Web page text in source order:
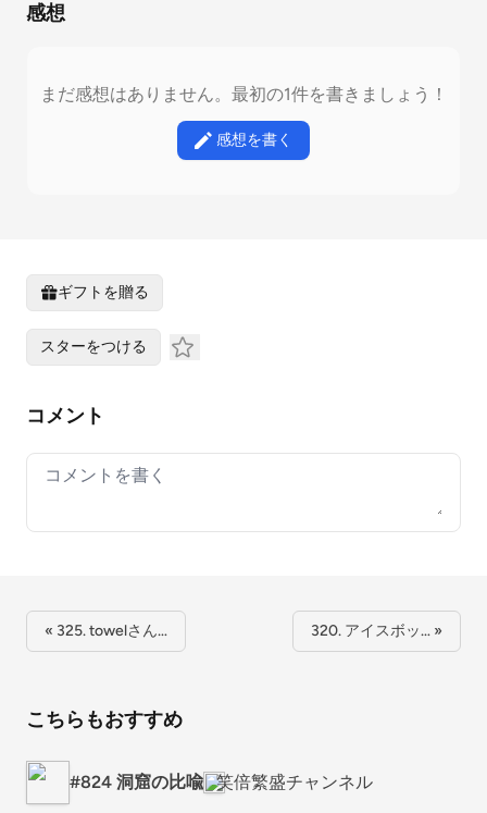
感想
まだ感想はありません。最初の1件を書きましょう！
感想を書く
ギフトを贈る
スターをつける
コメント
Your comment
« 325. towelさん… 320. アイスボッ… »
こちらもおすすめ
#824 洞窟の比喩 笑倍繁盛チャンネル